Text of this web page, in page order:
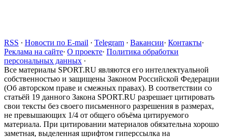
RSS · Новости по E-mail · Telegram · Вакансии· Контакты·
Реклама на сайте· О проекте· Политика обработки
персональных данных ·
Все материалы SPORT.RU являются его интеллектуальной
собственностью и защищены Законом Российской Федерации
(Об авторском праве и смежных правах). В соответствии со
статьёй 19 данного Закона SPORT.RU разрешает цитировать
свои тексты без своего письменного разрешения в размерах,
не превышающих 1/4 от общего объёма цитируемого
материала. При цитировании материалов обязательна хорошо
заметная, выделенная шрифтом гиперссылка на